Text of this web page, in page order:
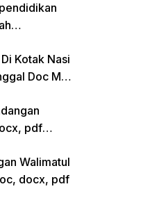
Kotak Nasi
Doc Ms.
pdf
Walimatul
docx, pdf